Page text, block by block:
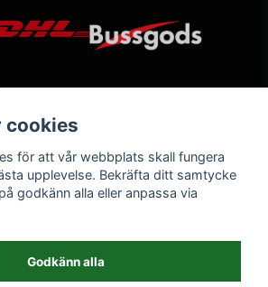
cookies
för att vår webbplats skall fungera
upplevelse. Bekräfta ditt samtycke
godkänn alla eller anpassa via
Godkänn alla